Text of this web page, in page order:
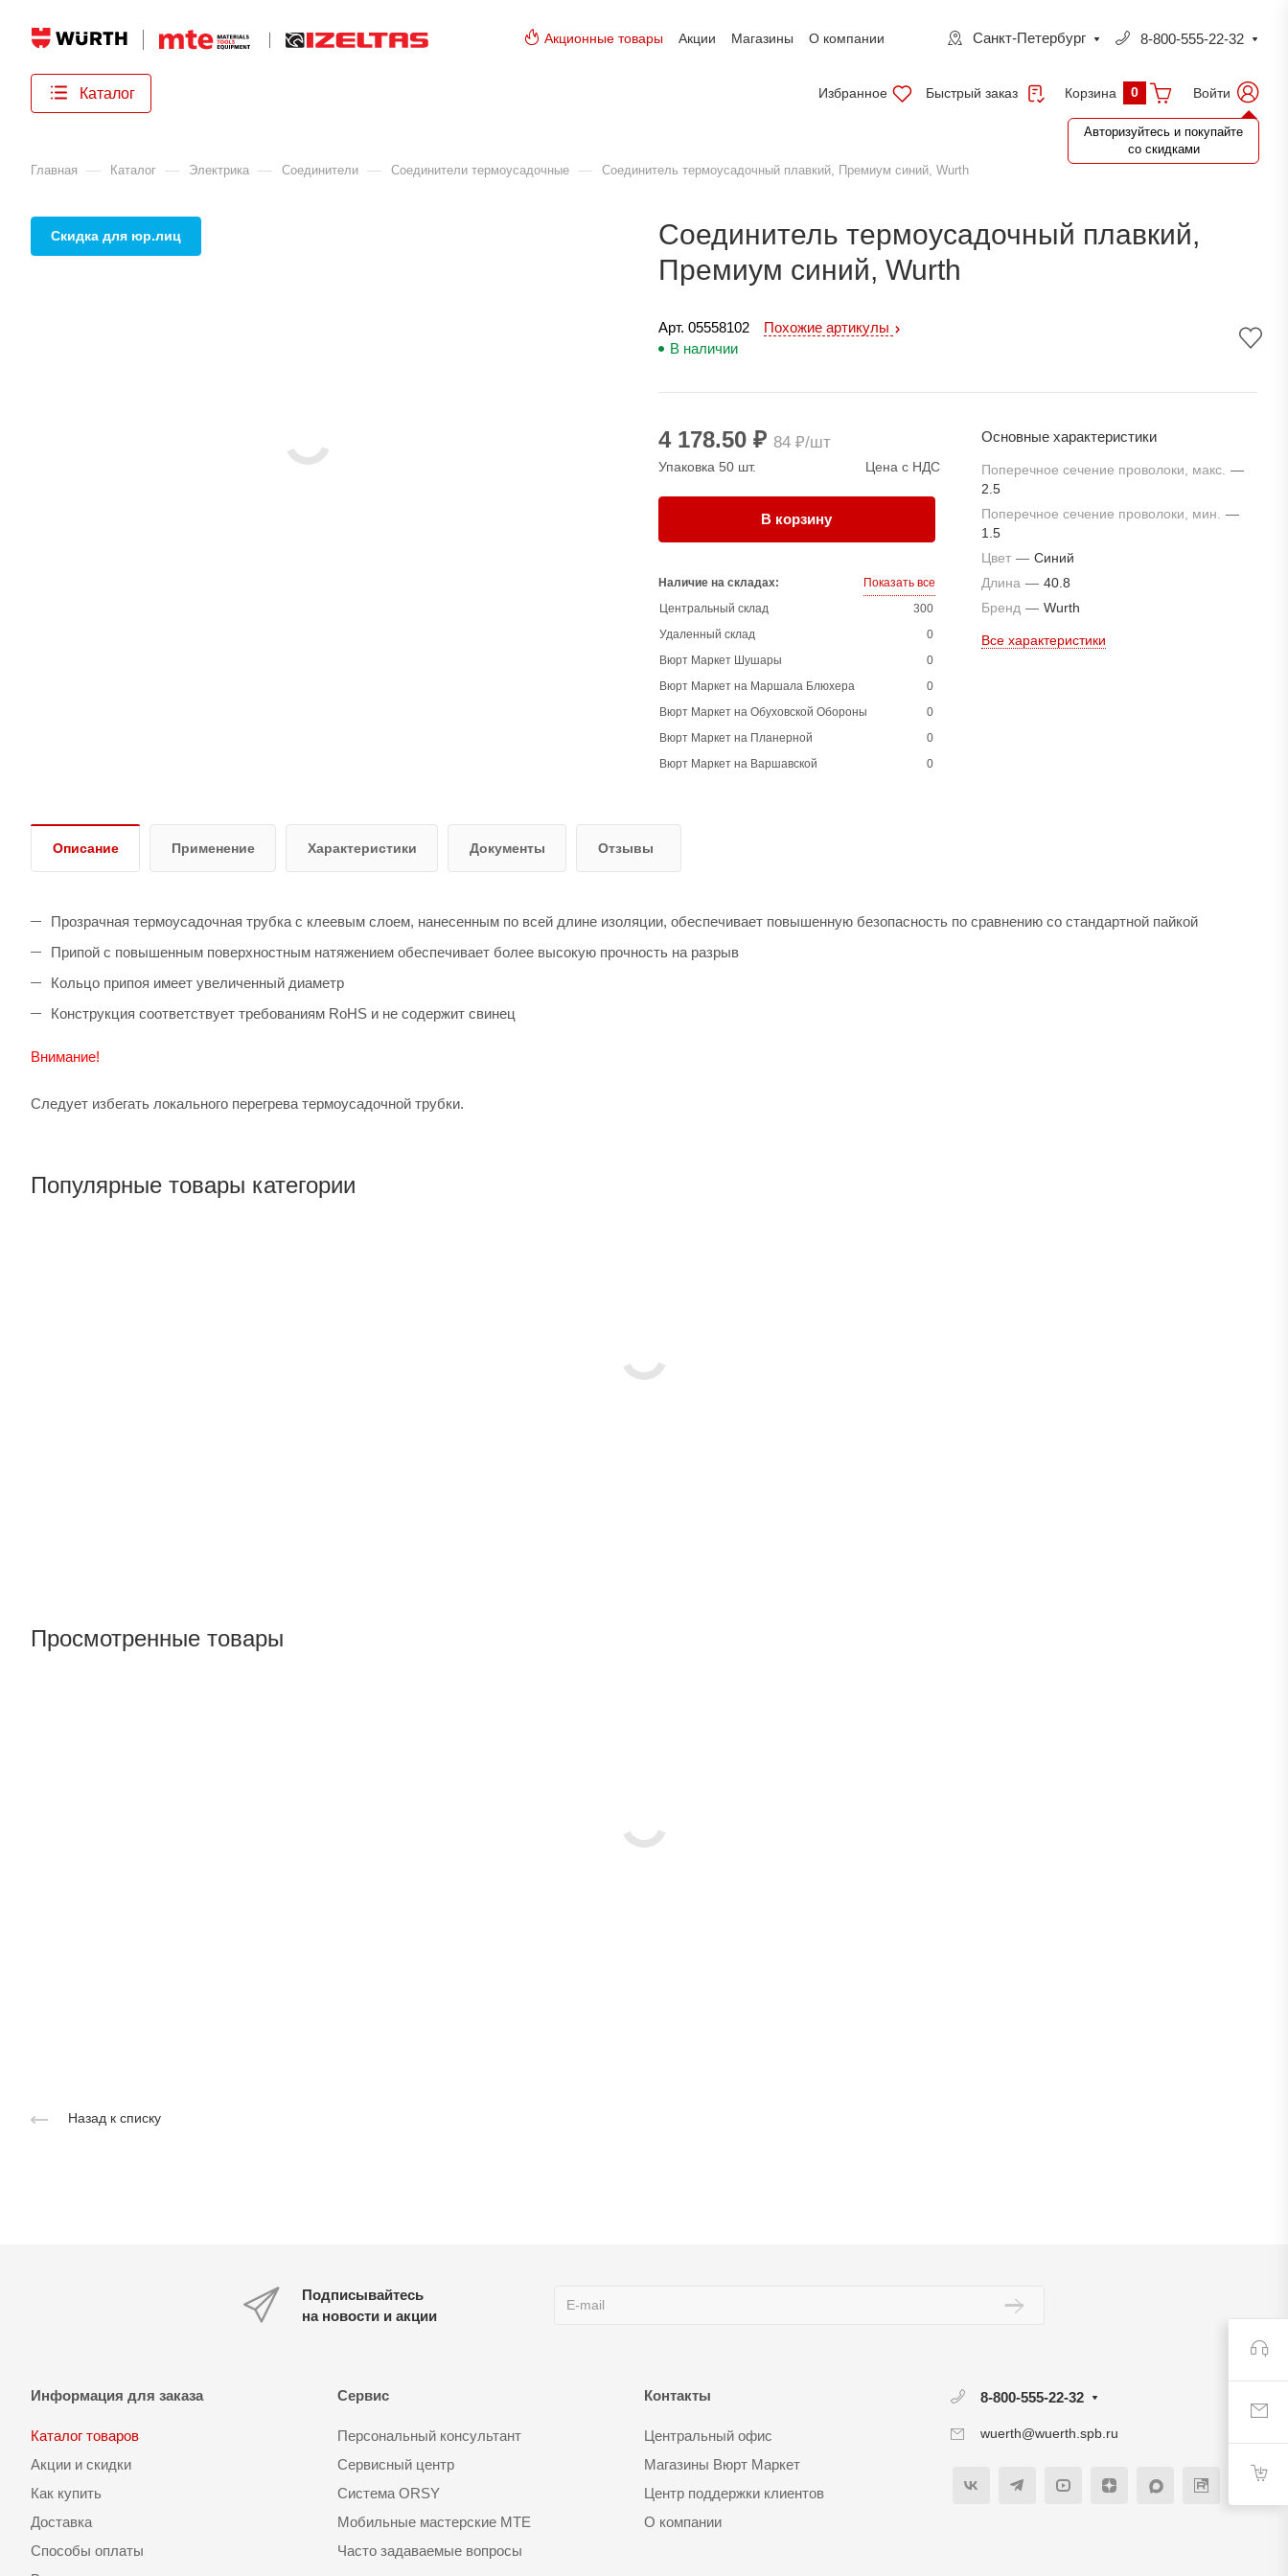
Акционные товары Акции Магазины О компании Санкт-Петербург 8-800-555-22-32
Каталог Избранное Быстрый заказ Корзина 0 Войти
Авторизуйтесь и покупайте
со скидками
Главная
— Каталог — Электрика — Соединители — Соединители термоусадочные — Соединитель термоусадочный плавкий, Премиум синий, Wurth
Скидка для юр.лиц
Соединитель термоусадочный плавкий,
Премиум синий, Wurth
Арт. 05558102
Похожие артикулы
В наличии
4 178.50 ₽ 84 ₽/шт
Упаковка 50 шт. Цена с НДС
В корзину
Наличие на складах:
Показать все
Центральный склад
300
Удаленный склад
0
Вюрт Маркет Шушары
0
Вюрт Маркет на Маршала Блюхера
0
Вюрт Маркет на Обуховской Обороны
0
Вюрт Маркет на Планерной
0
Вюрт Маркет на Варшавской
0
Основные характеристики
Поперечное сечение проволоки, макс. —
2.5
Поперечное сечение проволоки, мин. —
1.5
Цвет — Синий
Длина — 40.8
Бренд — Wurth
Все характеристики
Описание Применение Характеристики Документы Отзывы
Прозрачная термоусадочная трубка с клеевым слоем, нанесенным по всей длине изоляции, обеспечивает повышенную безопасность по сравнению со стандартной пайкой
Припой с повышенным поверхностным натяжением обеспечивает более высокую прочность на разрыв
Кольцо припоя имеет увеличенный диаметр
Конструкция соответствует требованиям RoHS и не содержит свинец
Внимание!
Следует избегать локального перегрева термоусадочной трубки.
Популярные товары категории
Просмотренные товары
Назад к списку
Подписывайтесь
на новости и акции
Информация для заказа
Каталог товаров
Акции и скидки
Как купить
Доставка
Способы оплаты
Сервис
Персональный консультант
Сервисный центр
Система ORSY
Мобильные мастерские MTE
Часто задаваемые вопросы
Контакты
Центральный офис
Магазины Вюрт Маркет
Центр поддержки клиентов
О компании
8-800-555-22-32
wuerth@wuerth.spb.ru